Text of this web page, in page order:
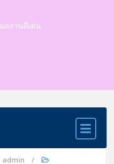
ผลงานดีเด่น
admin